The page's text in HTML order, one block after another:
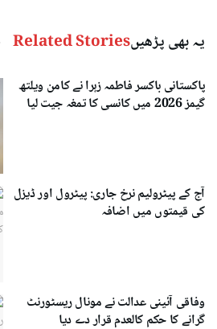
یہ بھی پڑھیںRelated Stories
پاکستانی باکسر فاطمہ زہرا نے کامن ویلتھ
گیمز 2026 میں کانسی کا تمغہ جیت لیا
آج کے پیٹرولیم نرخ جاری: پیٹرول اور ڈیزل
کی قیمتوں میں اضافہ
وفاقی آئینی عدالت نے مونال ریسٹورنٹ
گرانے کا حکم کالعدم قرار دے دیا